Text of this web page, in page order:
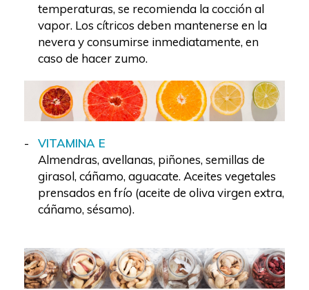
temperaturas, se recomienda la cocción al
vapor. Los cítricos deben mantenerse en la
nevera y consumirse inmediatamente, en
caso de hacer zumo.
VITAMINA E
Almendras, avellanas, piñones, semillas de
girasol, cáñamo, aguacate. Aceites vegetales
prensados en frío (aceite de oliva virgen extra,
cáñamo, sésamo).